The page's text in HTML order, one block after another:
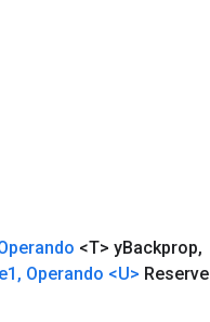
<T> yBackprop,
, Operando <U> Reserve